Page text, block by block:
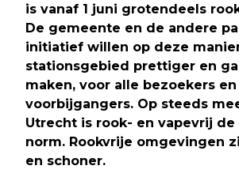
is vanaf 1 juni grotendeels
De gemeente en de andere
initiatief willen op deze
stationsgebied prettiger en
maken, voor alle bezoekers en
voorbijgangers. Op steeds
Utrecht is rook- en vapevrij de
norm. Rookvrije omgevingen
en schoner.